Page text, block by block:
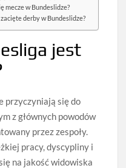
mecze w Bundeslidze?
derby w Bundeslidze?
jest
przyczyniają się do
z głównych powodów
przez zespoły.
pracy, dyscypliny i
na jakość widowiska